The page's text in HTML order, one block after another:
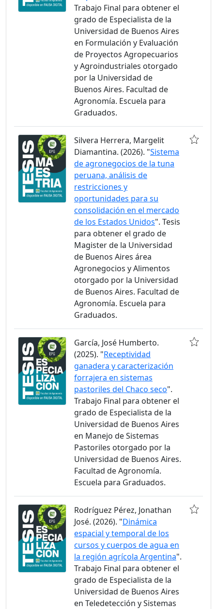
Trabajo Final para obtener el
grado de Especialista de la
Universidad de Buenos Aires
en Formulación y Evaluación
de Proyectos Agropecuarios
y Agroindustriales otorgado
por la Universidad de
Buenos Aires. Facultad de
Agronomía. Escuela para
Graduados.
Silvera Herrera, Margelit
Diamantina. (2026). "Sistema
de agronegocios de la tuna
peruana, análisis de
restricciones y
oportunidades para su
consolidación en el mercado
de los Estados Unidos". Tesis
para obtener el grado de
Magister de la Universidad
de Buenos Aires área
Agronegocios y Alimentos
otorgado por la Universidad
de Buenos Aires. Facultad de
Agronomía. Escuela para
Graduados.
García, José Humberto.
(2025). "Receptividad
ganadera y caracterización
forrajera en sistemas
pastoriles del Chaco seco".
Trabajo Final para obtener el
grado de Especialista de la
Universidad de Buenos Aires
en Manejo de Sistemas
Pastoriles otorgado por la
Universidad de Buenos Aires.
Facultad de Agronomía.
Escuela para Graduados.
Rodríguez Pérez, Jonathan
José. (2026). "Dinámica
espacial y temporal de los
cursos y cuerpos de agua en
la región agrícola Argentina".
Trabajo Final para obtener el
grado de Especialista de la
Universidad de Buenos Aires
en Teledetección y Sistemas